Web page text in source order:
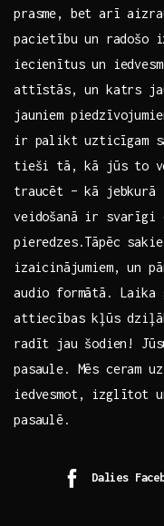
prasme, bet arī
pacietību⁤ un
iecienītus ‍un
attīstās, ‌un katrs
jauniem​
ir palikt ⁤uzticīgam‌
tieši tā, kā jūs ​to⁤
traucēt​ – kā jebkurā‌
veidošanā ir svarīgi
pieredzes.Tāpēc
⁣izaicinājumiem, un
audio formātā.
attiecības kļūs
‍radīt jau⁤ šodien!
pasaule. Mēs ‍ceram
iedvesmot, izglītot
pasaulē.
Dalies